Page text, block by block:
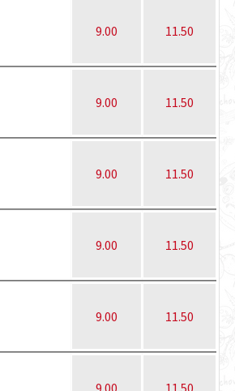
9.00 11.50
9.00 11.50
9.00 11.50
9.00 11.50
9.00 11.50